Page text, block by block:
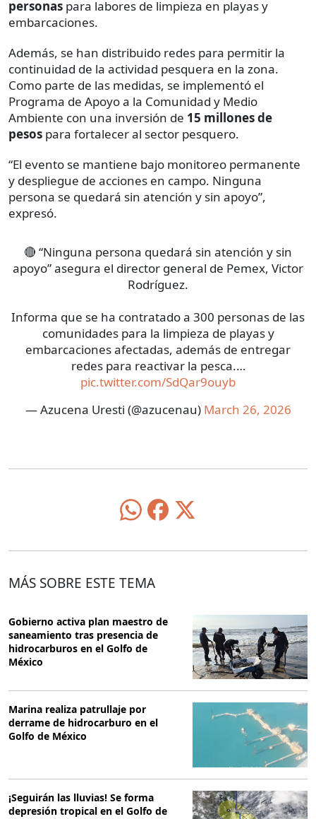
personas para labores de limpieza en playas y
embarcaciones.
Además, se han distribuido redes para permitir la
continuidad de la actividad pesquera en la zona.
Como parte de las medidas, se implementó el
Programa de Apoyo a la Comunidad y Medio
Ambiente con una inversión de 15 millones de
pesos para fortalecer al sector pesquero.
“El evento se mantiene bajo monitoreo permanente
y despliegue de acciones en campo. Ninguna
persona se quedará sin atención y sin apoyo”,
expresó.
🔴 “Ninguna persona quedará sin atención y sin
apoyo” asegura el director general de Pemex, Victor
Rodríguez.
Informa que se ha contratado a 300 personas de las
comunidades para la limpieza de playas y
embarcaciones afectadas, además de entregar
redes para reactivar la pesca.…
pic.twitter.com/SdQar9ouyb
— Azucena Uresti (@azucenau) March 26, 2026
MÁS SOBRE ESTE TEMA
Gobierno activa plan maestro de
saneamiento tras presencia de
hidrocarburos en el Golfo de
México
Marina realiza patrullaje por
derrame de hidrocarburo en el
Golfo de México
¡Seguirán las lluvias! Se forma
depresión tropical en el Golfo de